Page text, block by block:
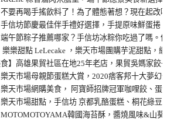
不要再喝手搖飲料了！為了體態著想？現在起改
手信坊節慶最佳伴手禮好選擇，手提原味鮮蛋捲
端午節粽子推薦哪家？手信坊冰粽你吃過了嗎。
樂樂甜點 LeLecake ，樂天市場團購芋泥甜點，
食】高雄果貿社區在地25年老店，果貿吳媽家餃
樂天市場母親節蛋糕大賞，2020痞客邦十大夢幻
樂天市場網購美食， 阿寶師招牌冠軍咖哩餃、蛋
樂天市場甜點，手信坊 京都乳酪蛋糕、桐花綠豆
MOTOMOTOYAMA韓國海苔酥，醬燒風味&山葵